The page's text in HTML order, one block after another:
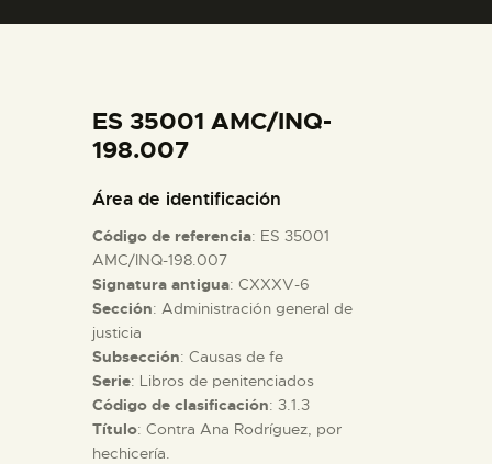
COLECCIONES
ESPAÑOL
PREPARAR LA VISITA
ACTIVIDADES
█
ES 35001 AMC/INQ-
198.007
Área de identificación
Código de referencia: ES 35001
AMC/INQ-198.007
Signatura antigua: CXXXV-6
Sección: Administración general de
justicia
Subsección: Causas de fe
Serie: Libros de penitenciados
Código de clasificación: 3.1.3
Título: Contra Ana Rodríguez, por
hechicería.